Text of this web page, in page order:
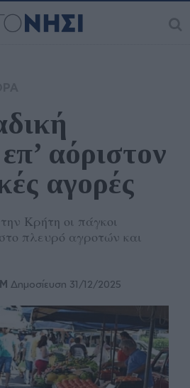
αόριστον
αγορές
Κρήτη οι πάγκοι
πλευρό αγροτών και
Δημοσίευση 31/12/2025